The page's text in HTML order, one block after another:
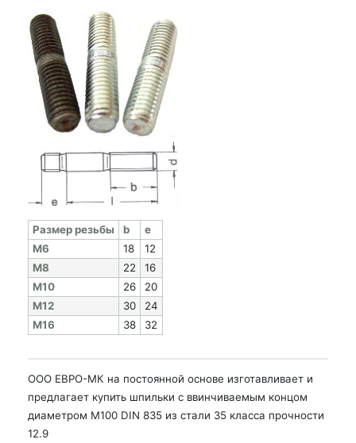
Раз­мер резь­бы b
e
M6
18
12
M8
22
16
M10
26
20
M12
30
24
M16
38 32
ООО ЕВРО-МК на постоянной основе изготавливает и
предлагает купить шпильки с ввинчиваемым концом
диаметром М100 DIN 835 из стали 35 класса прочности
12.9